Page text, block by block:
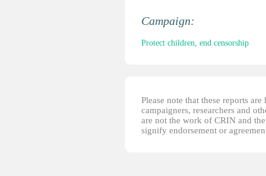
Campaign:
Protect children, end censorship
Please note that these reports
campaigners, researchers and
are not the work of CRIN and
signify endorsement or